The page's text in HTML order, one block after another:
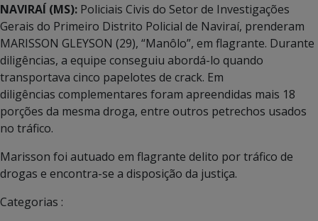
NAVIRAÍ (MS): Policiais Civis do Setor de Investigações
Gerais do Primeiro Distrito Policial de Naviraí, prenderam
MARISSON GLEYSON (29), “Manôlo”, em flagrante. Durante
diligências, a equipe conseguiu abordá-lo quando
transportava cinco papelotes de crack. Em
diligências complementares foram apreendidas mais 18
porções da mesma droga, entre outros petrechos usados
no tráfico.
Marisson foi autuado em flagrante delito por tráfico de
drogas e encontra-se a disposição da justiça.
Categorias :